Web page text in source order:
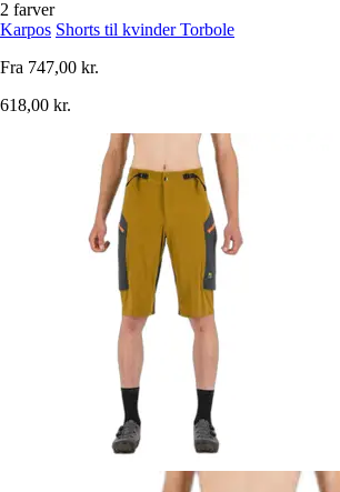
2 farver
Karpos Shorts til kvinder Torbole
Fra 747,00 kr.
618,00 kr.